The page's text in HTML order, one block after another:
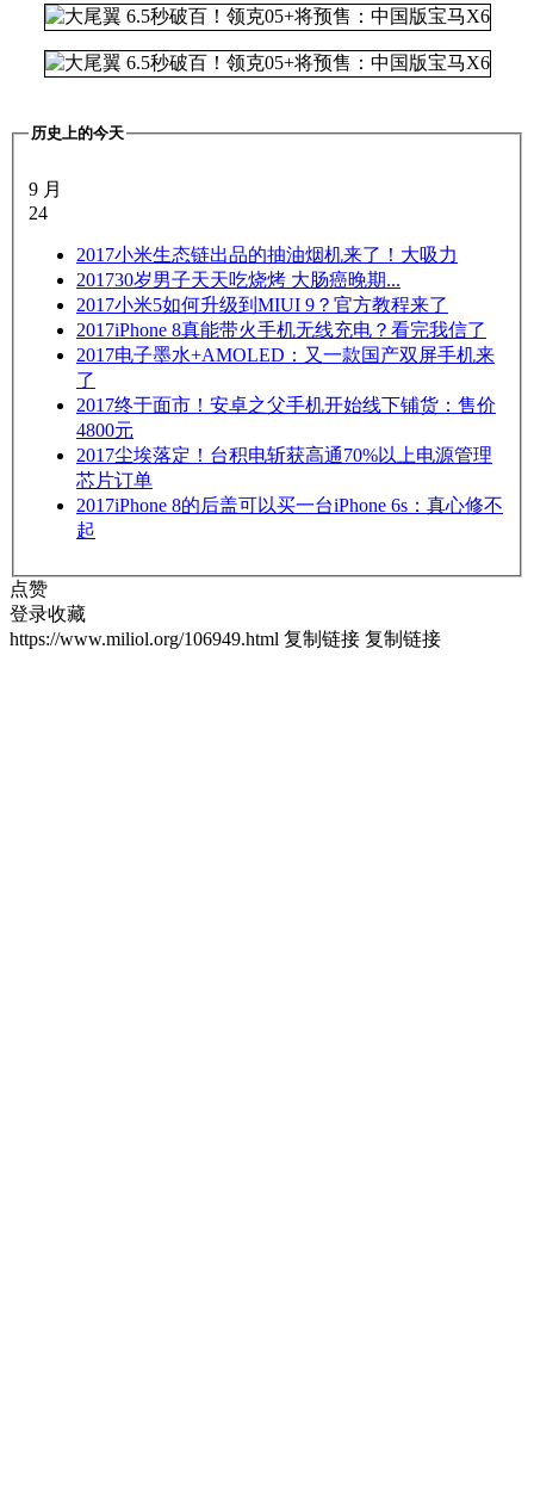
历史上的今天
9 月
24
2017小米生态链出品的抽油烟机来了！大吸力
201730岁男子天天吃烧烤 大肠癌晚期...
2017小米5如何升级到MIUI 9？官方教程来了
2017iPhone 8真能带火手机无线充电？看完我信了
2017电子墨水+AMOLED：又一款国产双屏手机来
了
2017终于面市！安卓之父手机开始线下铺货：售价
4800元
2017尘埃落定！台积电斩获高通70%以上电源管理
芯片订单
2017iPhone 8的后盖可以买一台iPhone 6s：真心修不
起
点赞
登录收藏
https://www.miliol.org/106949.html 复制链接 复制链接